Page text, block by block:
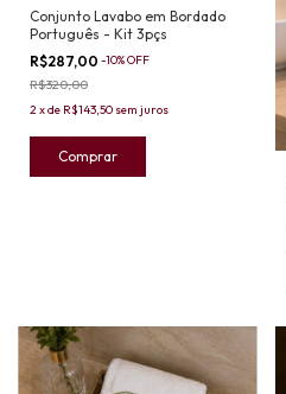
Conjunto Lavabo em Bordado
Português - Kit 3pçs
R$287,00 -10%OFF
R$320,00
2xde R$143,50 sem juros